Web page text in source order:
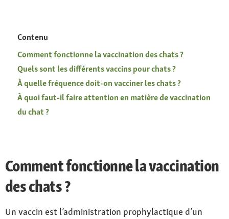
Contenu
Comment fonctionne la vaccination des chats ?
Quels sont les différents vaccins pour chats ?
À quelle fréquence doit-on vacciner les chats ?
À quoi faut-il faire attention en matière de vaccination
du chat ?
Comment fonctionne la vaccination
des chats ?
Un vaccin est l’administration prophylactique d’un